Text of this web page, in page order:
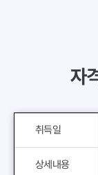
자
취득일
상세내용